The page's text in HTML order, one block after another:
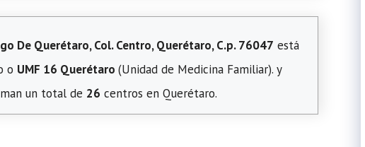
De Querétaro, Col. Centro, Querétaro, C.p. 76047 está
o UMF 16 Querétaro (Unidad de Medicina Familiar). y
un total de 26 centros en Querétaro.